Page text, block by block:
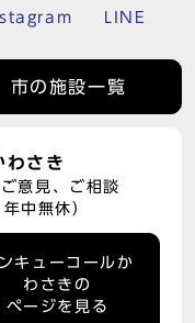
LINE
市の施設一覧
わさき
意見、ご相談
中無休）
キューコールか
わさきの
ページを見る